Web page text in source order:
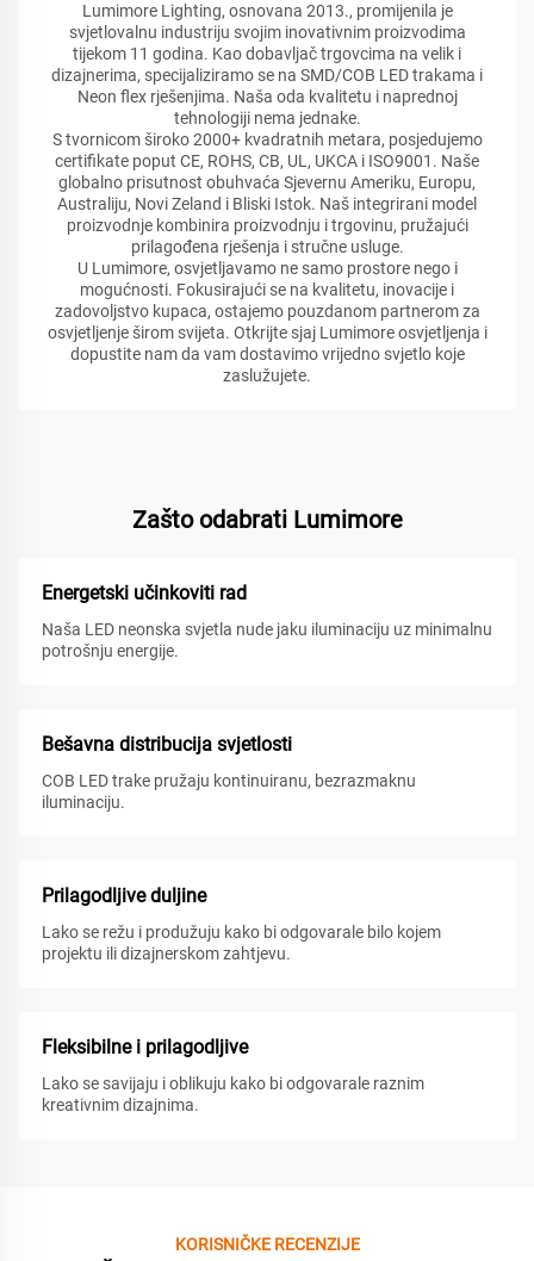
Lumimore Lighting, osnovana 2013., promijenila je
svjetlovalnu industriju svojim inovativnim proizvodima
tijekom 11 godina. Kao dobavljač trgovcima na velik i
dizajnerima, specijaliziramo se na SMD/COB LED trakama i
Neon flex rješenjima. Naša oda kvalitetu i naprednoj
tehnologiji nema jednake.
S tvornicom široko 2000+ kvadratnih metara, posjedujemo
certifikate poput CE, ROHS, CB, UL, UKCA i ISO9001. Naše
globalno prisutnost obuhvaća Sjevernu Ameriku, Europu,
Australiju, Novi Zeland i Bliski Istok. Naš integrirani model
proizvodnje kombinira proizvodnju i trgovinu, pružajući
prilagođena rješenja i stručne usluge.
U Lumimore, osvjetljavamo ne samo prostore nego i
mogućnosti. Fokusirajući se na kvalitetu, inovacije i
zadovoljstvo kupaca, ostajemo pouzdanom partnerom za
osvjetljenje širom svijeta. Otkrijte sjaj Lumimore osvjetljenja i
dopustite nam da vam dostavimo vrijedno svjetlo koje
zaslužujete.
Zašto odabrati Lumimore
Energetski učinkoviti rad
Naša LED neonska svjetla nude jaku iluminaciju uz minimalnu
potrošnju energije.
Bešavna distribucija svjetlosti
COB LED trake pružaju kontinuiranu, bezrazmaknu
iluminaciju.
Prilagodljive duljine
Lako se režu i produžuju kako bi odgovarale bilo kojem
projektu ili dizajnerskom zahtjevu.
Fleksibilne i prilagodljive
Lako se savijaju i oblikuju kako bi odgovarale raznim
kreativnim dizajnima.
KORISNIČKE RECENZIJE